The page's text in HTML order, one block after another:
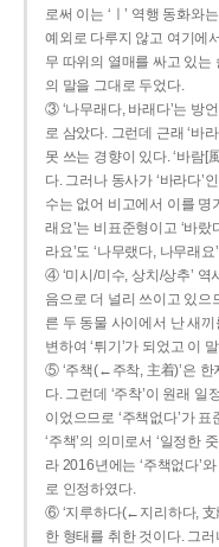
로써 이는 ‘ㅣ’ 역행 동화와
예외로 다루지 않고 여기에
무 따위의 열매를 싸고 있는
의 말을 그대로 두었다.
③ ‘나무래다, 바래다’는 방
로 삼았다. 그런데 근래 ‘바
못 쓰는 경향이 있다. ‘바람[
다. 그러나 동사가 ‘바라다’
수는 없어 비고에서 이를 명
래요’는 비표준형이고 ‘바랐
라요’도 ‘나무랬다, 나무래
④ ‘미시/미수, 상치/상추’ 역
음으로 더 널리 쓰이고 있으
른 두 동물 사이에서 난 새끼
변하여 ‘튀기’가 되었고 이
⑤ ‘주책(←주착, 主着)’은 한
다. 그런데 ‘주착’이 원래
이었으므로 ‘주책없다’가
‘주책’의 의미로서 ‘일정한
라 2016년에는 ‘주책없다’
로 인정하였다.
⑥ ‘지루하다(←지리하다, 支
한 형태를 취한 것이다. 그러